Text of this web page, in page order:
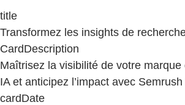
title
Transformez les insights de
CardDescription
Maîtrisez la visibilité de votre
IA et anticipez l’impact avec
cardDate